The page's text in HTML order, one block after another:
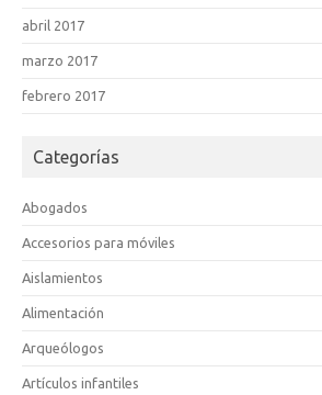
abril 2017
marzo 2017
febrero 2017
Categorías
Abogados
Accesorios para móviles
Aislamientos
Alimentación
Arqueólogos
Artículos infantiles